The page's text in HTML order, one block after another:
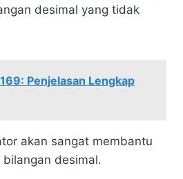
desimal yang tidak
Penjelasan Lengkap
akan sangat membantu
desimal.